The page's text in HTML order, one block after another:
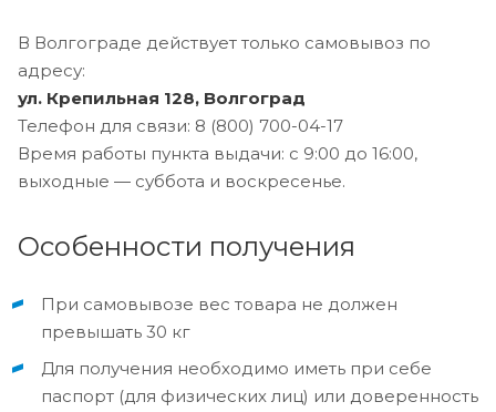
В Волгограде действует только самовывоз по
адресу:
ул. Крепильная 128, Волгоград
Телефон для связи: 8 (800) 700-04-17
Время работы пункта выдачи: с 9:00 до 16:00,
выходные — суббота и воскресенье.
Особенности получения
При самовывозе вес товара не должен
превышать 30 кг
Для получения необходимо иметь при себе
паспорт (для физических лиц) или доверенность